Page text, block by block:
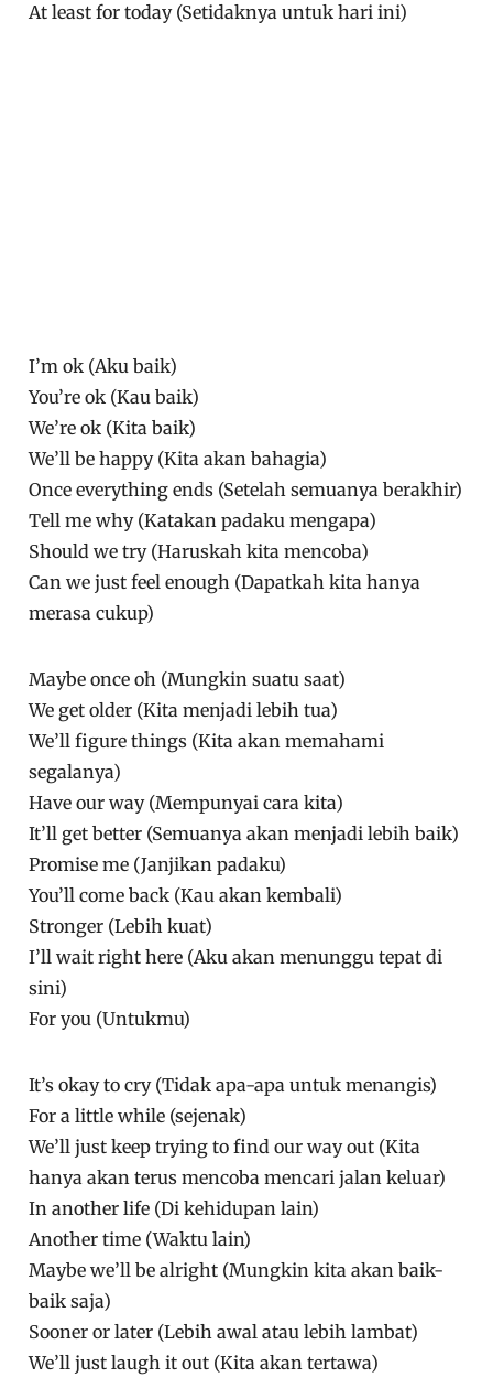
At least for today (Setidaknya untuk hari ini)
I’m ok (Aku baik)
You’re ok (Kau baik)
We’re ok (Kita baik)
We’ll be happy (Kita akan bahagia)
Once everything ends (Setelah semuanya berakhir)
Tell me why (Katakan padaku mengapa)
Should we try (Haruskah kita mencoba)
Can we just feel enough (Dapatkah kita hanya
merasa cukup)
Maybe once oh (Mungkin suatu saat)
We get older (Kita menjadi lebih tua)
We’ll figure things (Kita akan memahami
segalanya)
Have our way (Mempunyai cara kita)
It’ll get better (Semuanya akan menjadi lebih baik)
Promise me (Janjikan padaku)
You’ll come back (Kau akan kembali)
Stronger (Lebih kuat)
I’ll wait right here (Aku akan menunggu tepat di
sini)
For you (Untukmu)
It’s okay to cry (Tidak apa-apa untuk menangis)
For a little while (sejenak)
We’ll just keep trying to find our way out (Kita
hanya akan terus mencoba mencari jalan keluar)
In another life (Di kehidupan lain)
Another time (Waktu lain)
Maybe we’ll be alright (Mungkin kita akan baik-
baik saja)
Sooner or later (Lebih awal atau lebih lambat)
We’ll just laugh it out (Kita akan tertawa)